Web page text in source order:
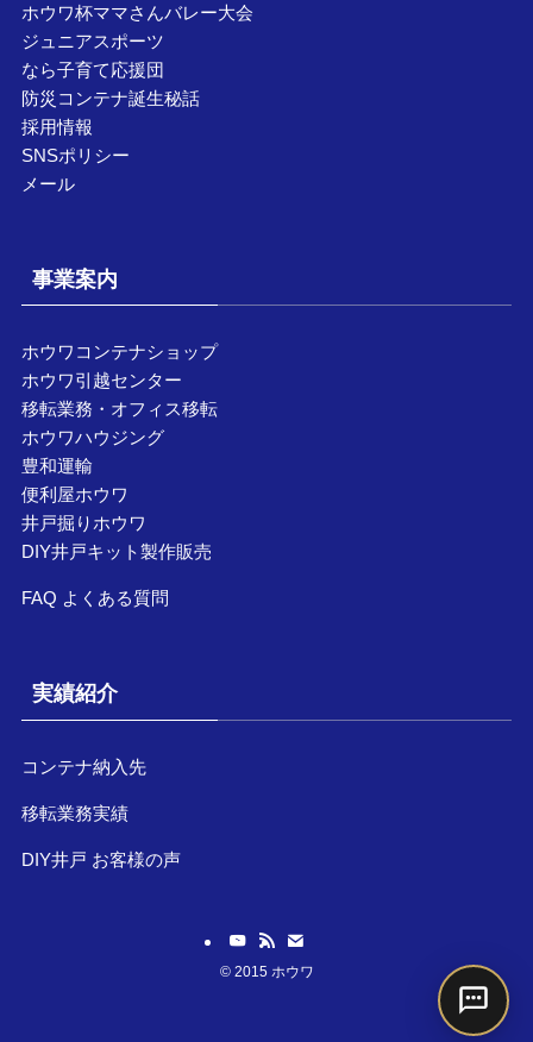
ホウワ杯ママさんバレー大会
ジュニアスポーツ
なら子育て応援団
防災コンテナ誕生秘話
採用情報
SNSポリシー
メール
事業案内
ホウワコンテナショップ
ホウワ引越センター
移転業務・オフィス移転
ホウワハウジング
豊和運輸
便利屋ホウワ
井戸掘りホウワ
DIY井戸キット製作販売
FAQ よくある質問
実績紹介
コンテナ納入先
移転業務実績
DIY井戸 お客様の声
©2015 ホウワ